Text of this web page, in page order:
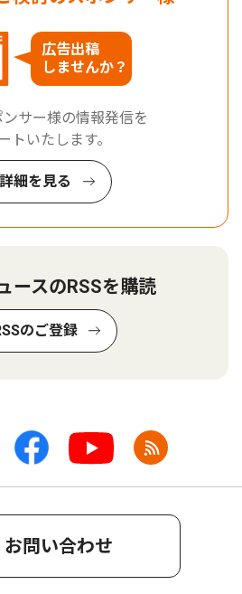
広告出稿
しませんか？
サー様の情報発信を
トいたします。
詳細を見る
ースのRSSを購読
のご登録
お問い合わせ